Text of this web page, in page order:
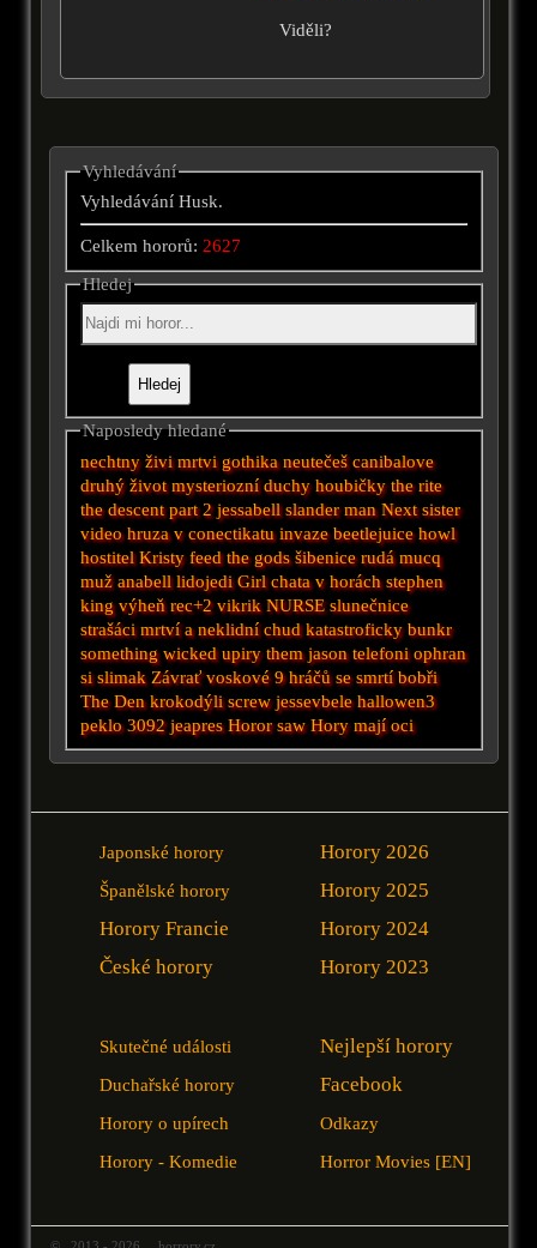
Viděli?
Vyhledávání
Vyhledávání Husk.
Celkem hororů:2627
Hledej
Naposledy hledané
nechtny živi mrtvi gothika neutečeš canibalove
druhý život mysteriozní duchy houbičky the rite
the descent part 2 jessabell slander man Next sister
video hruza v conectikatu invaze beetlejuice howl
hostitel Kristy feed the gods šibenice rudá mucq
muž anabell lidojedi Girl chata v horách stephen
king výheň rec+2 vikrik NURSE slunečnice
strašáci mrtví a neklidní chud katastroficky bunkr
something wicked upirythem jason telefoniophran
si slimak Závrať voskové 9 hráčů se smrtí bobři
The Den krokodýli screw jessevbele hallowen3
peklo 3092 jeapres Horor saw Hory mají oci
Japonské horory
Španělské horory
Horory Francie
České horory
Horory 2026
Horory 2025
Horory 2024
Horory 2023
Skutečné události
Duchařské horory
Horory o upírech
Horory - Komedie
Nejlepší horory
Facebook
Odkazy
Horror Movies [EN]